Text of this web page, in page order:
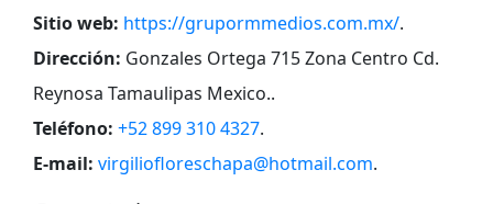
Sitio web: https://grupormmedios.com.mx/.
Dirección: Gonzales Ortega 715 Zona Centro Cd.
Reynosa Tamaulipas Mexico..
Teléfono: +52 899 310 4327.
E-mail: virgiliofloreschapa@hotmail.com.